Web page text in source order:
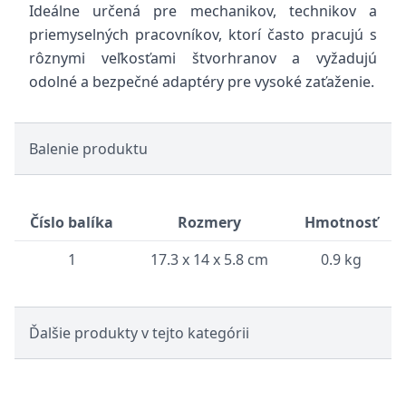
Ideálne určená pre mechanikov, technikov a
priemyselných pracovníkov, ktorí často pracujú s
rôznymi veľkosťami štvorhranov a vyžadujú
odolné a bezpečné adaptéry pre vysoké zaťaženie.
Balenie produktu
Číslo balíka Rozmery
Hmotnosť
1
17.3 x 14 x 5.8 cm 0.9 kg
Ďalšie produkty v tejto kategórii